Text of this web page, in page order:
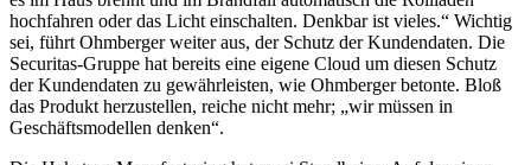
hochfahren oder das Licht einschalten. Denkbar ist vieles.“ Wichtig
sei, führt Ohmberger weiter aus, der Schutz der Kundendaten. Die
Securitas-Gruppe hat bereits eine eigene Cloud um diesen Schutz
der Kundendaten zu gewährleisten, wie Ohmberger betonte. Bloß
das Produkt herzustellen, reiche nicht mehr; „wir müssen in
Geschäftsmodellen denken“.